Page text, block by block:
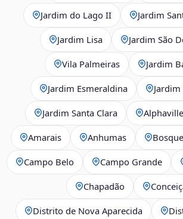
Jardim do Lago II Jardim
Jardim Lisa Jardim São
Vila Palmeiras Jardim
Jardim Esmeraldina Jardim
Jardim Santa Clara
Amarais Anhumas Bosque
Campo Belo Campo Grande
Chapadão
Distrito de Nova Aparecida